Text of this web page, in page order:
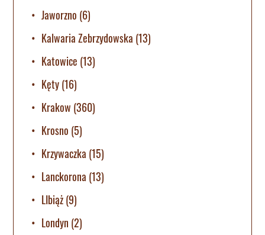
Jaworzno (6)
Kalwaria Zebrzydowska (13)
Katowice (13)
Kęty(16)
Krakow (360)
Krosno (5)
Krzywaczka (15)
Lanckorona (13)
LIbiąż(9)
Londyn (2)